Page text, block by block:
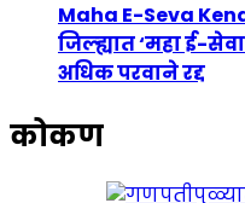
Maha E-Seva
जिल्ह्यात ‘महा ई-
अधिक परवाने रद्द
कोकण